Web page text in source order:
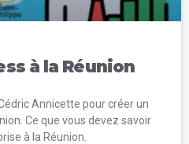
à la Réunion
Annicette pour créer un
Ce que vous devez savoir
à la Réunion.